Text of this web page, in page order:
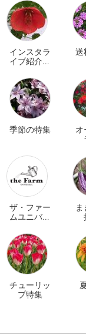
インスタラ
イブ紹介商
送
季節の特集
オ
ザ・ファー
ムユニバー
イン
ま
チューリッ
プ特集